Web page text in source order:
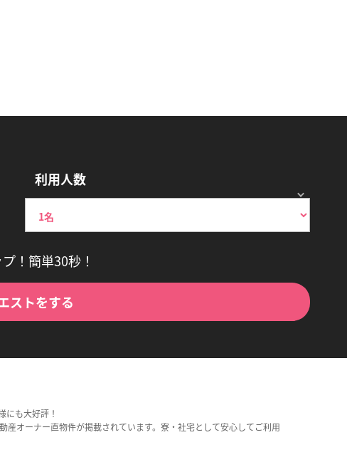
利用人数
！簡単30秒！
ストをする
にも大好評！
オーナー直物件が掲載されています。寮・社宅として安心してご利用